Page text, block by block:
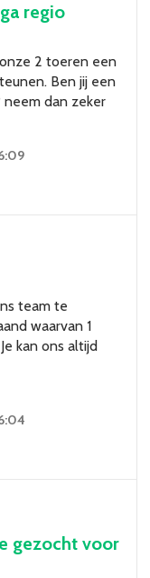
regio
2 toeren een
Ben jij een
dan zeker
team te
waarvan 1
kan ons altijd
gezocht voor